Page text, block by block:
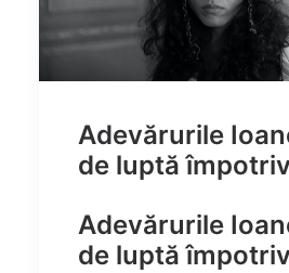
Adevărurile
de luptă
Adevărurile
de luptă